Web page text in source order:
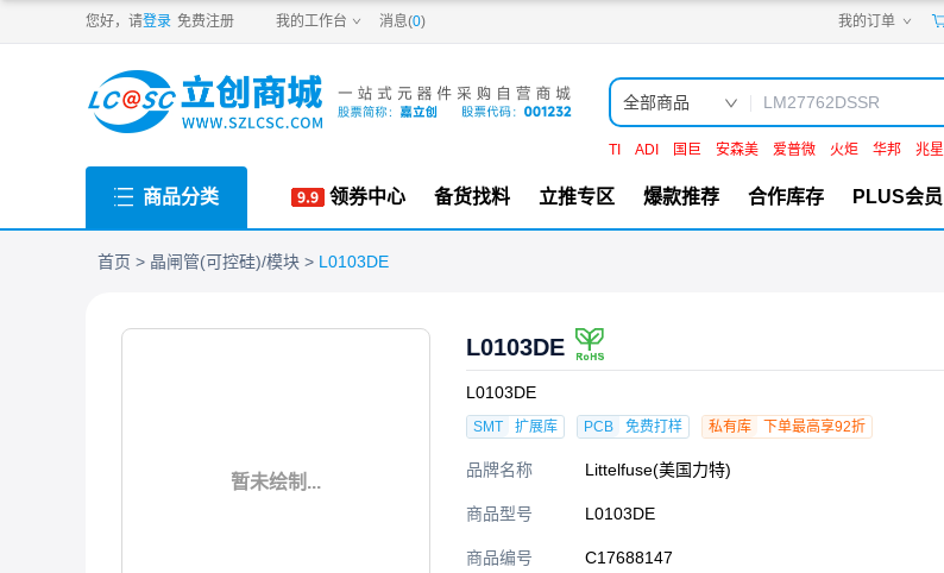
您好，请登录 免费注册 我的工作台 消息(0) 我的订单
嘉立创PCB
嘉立创FA
机电工坊
全部商品
TI ADI 国巨 安森美 爱普微 火炬 华邦 兆星
商品分类 领券中心 备货找料 立推专区 爆款推荐 合作库存 PLUS会员
首页 晶闸管(可控硅)/模块 L0103DE
暂未绘制...
L0103DE
L0103DE
SMT 扩展库 PCB 免费打样 私有库 下单最高享92折
品牌名称 Littelfuse(美国力特)
商品型号 L0103DE
商品编号 C17688147